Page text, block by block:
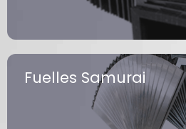
Fuelles Samurai